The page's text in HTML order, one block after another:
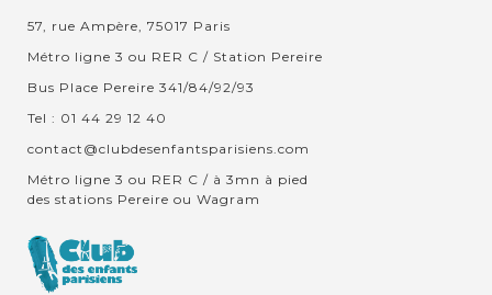
57, rue Ampère, 75017 Paris
Métro ligne 3 ou RER C / Station Pereire
Bus Place Pereire 341/84/92/93
Tel : 01 44 29 12 40
contact@clubdesenfantsparisiens.com
Métro ligne 3 ou RER C / à 3mn à pied
des stations Pereire ou Wagram